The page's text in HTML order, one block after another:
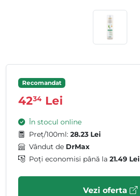
Recomandat
4234 Lei
În stocul online
Preț/100ml: 28.23 Lei
Vândut de DrMax
Poți economisi până la 21.49 Lei
Vezi oferta